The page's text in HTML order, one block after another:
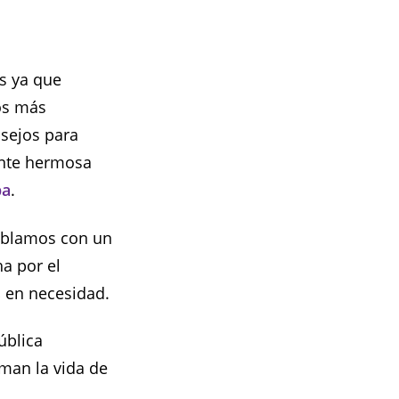
ya que
más
para
hermosa
.
con un
por el
necesidad.
la vida de